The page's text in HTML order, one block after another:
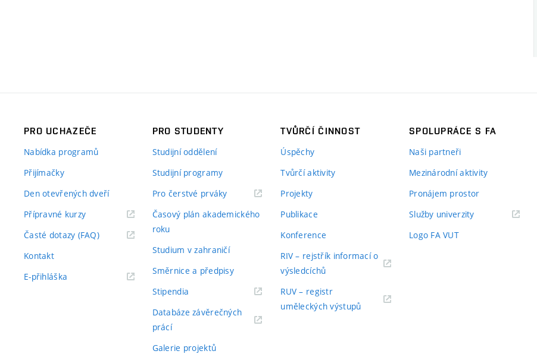
PRO UCHAZEČE
Nabídka programů
Přijímačky
Den otevřených dveří
Přípravné kurzy
Časté dotazy (FAQ)
Kontakt
E-přihláška
PRO STUDENTY
Studijní oddělení
Studijní programy
Pro čerstvé prváky
Časový plán akademického
roku
Studium v zahraničí
Směrnice a předpisy
Stipendia
Databáze závěrečných
prácí
Galerie projektů
TVŮRČÍ ČINNOST
Úspěchy
Tvůrčí aktivity
Projekty
Publikace
Konference
RIV – rejstřík informací o
výsledcíchů
RUV – registr
uměleckých výstupů
SPOLUPRÁCE S FA
Naši partneři
Mezinárodní aktivity
Pronájem prostor
Služby univerzity
Logo FA VUT